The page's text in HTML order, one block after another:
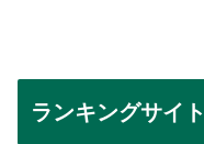
ランキングサイト